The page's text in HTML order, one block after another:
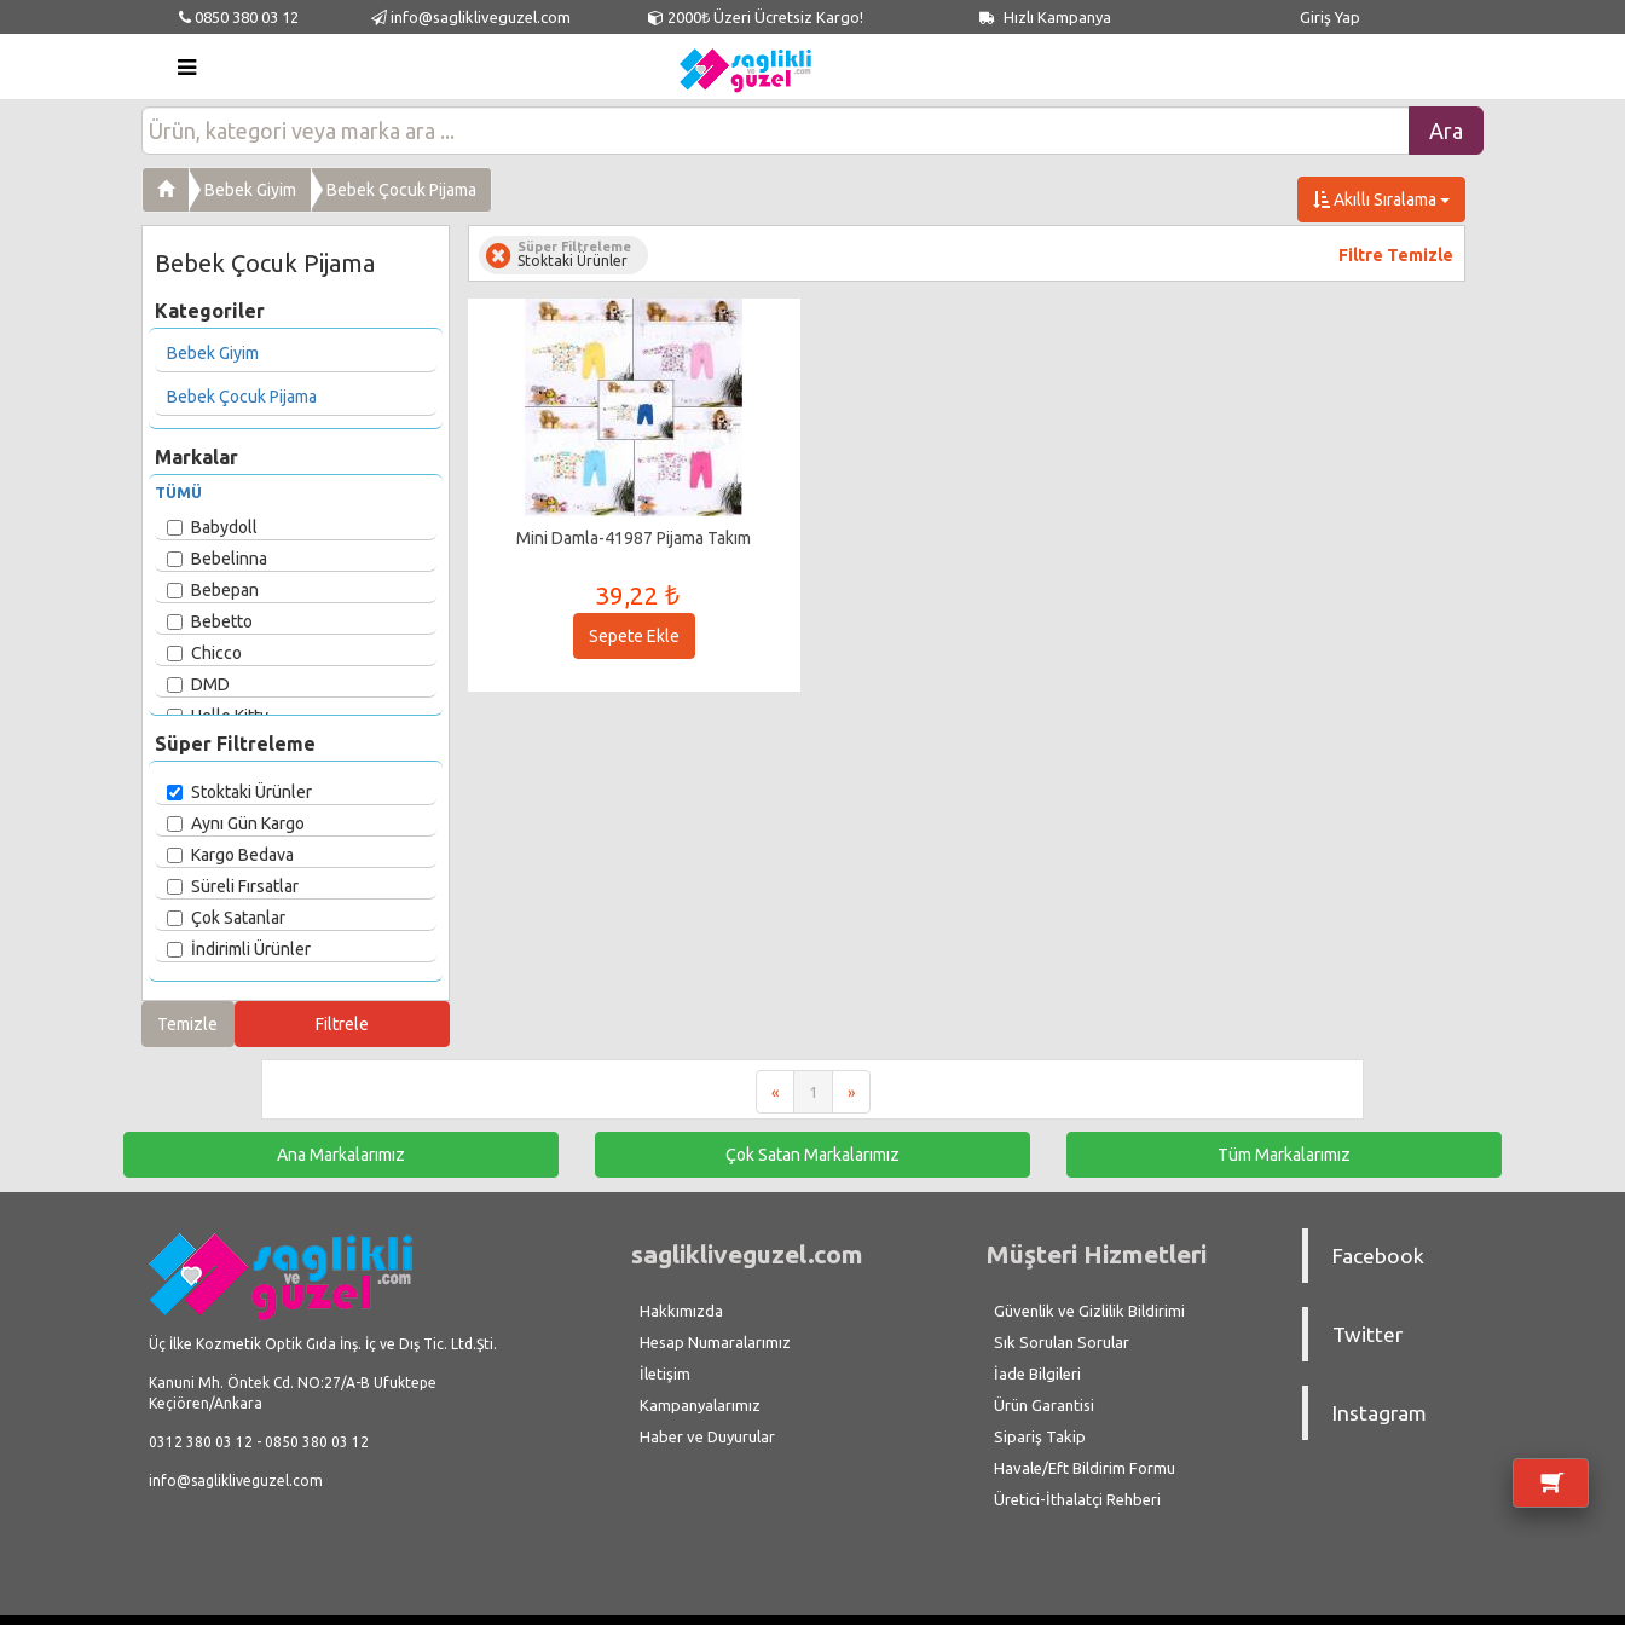
0850 380 03 12 info@saglikliveguzel.com 2000₺ Üzeri Ücretsiz Kargo! Hızlı Kampanya Giriş Yap
Bebek Giyim Bebek Çocuk Pijama
Bebek Çocuk Pijama
Kategoriler
Bebek Giyim
Bebek Çocuk Pijama
Markalar
TÜMÜ
Babydoll
Bebelinna
Bebepan
Bebetto
Chicco
DMD
Hello Kitty
Mini Damla
Mini Okyanus
Sevi Bebe
Tarık Baby
Yuvam
Süper Filtreleme
Stoktaki Ürünler
Aynı Gün Kargo
Kargo Bedava
Süreli Fırsatlar
Çok Satanlar
İndirimli Ürünler
Akıllı Sıralama
Süper Filtreleme
Stoktaki Ürünler Filtre Temizle
Mini Damla-41987 Pijama Takım
39,22 ₺
Sepete Ekle
« 1 »
Ana Markalarımız Çok Satan Markalarımız Tüm Markalarımız
Üç İlke Kozmetik Optik Gıda İnş. İç ve Dış Tic. Ltd.Şti.
Kanuni Mh. Öntek Cd. NO:27/A-B Ufuktepe
Keçiören/Ankara
0312 380 03 12 - 0850 380 03 12
info@saglikliveguzel.com
saglikliveguzel.com
Hakkımızda
Hesap Numaralarımız
İletişim
Kampanyalarımız
Haber ve Duyurular
Müşteri Hizmetleri
Güvenlik ve Gizlilik Bildirimi
Sık Sorulan Sorular
İade Bilgileri
Ürün Garantisi
Sipariş Takip
Havale/Eft Bildirim Formu
Üretici-İthalatçi Rehberi
Facebook
Twitter
Instagram